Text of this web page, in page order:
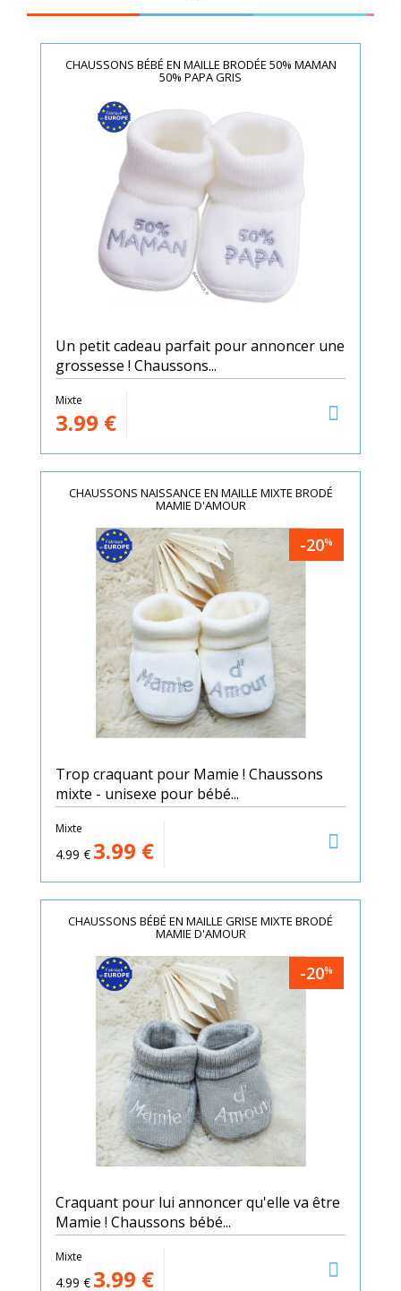
CHAUSSONS BÉBÉ EN MAILLE BRODÉE 50% MAMAN
50% PAPA GRIS
Un petit cadeau parfait pour annoncer une
grossesse ! Chaussons...
Mixte
3.99 €
CHAUSSONS NAISSANCE EN MAILLE MIXTE BRODÉ
MAMIE D'AMOUR
-20%
Trop craquant pour Mamie ! Chaussons
mixte - unisexe pour bébé...
Mixte
4.99 € 3.99 €
CHAUSSONS BÉBÉ EN MAILLE GRISE MIXTE BRODÉ
MAMIE D'AMOUR
-20%
Craquant pour lui annoncer qu'elle va être
Mamie ! Chaussons bébé...
Mixte
4.99 € 3.99 €